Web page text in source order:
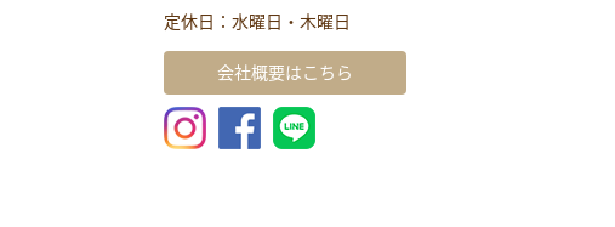
定休日：水曜日・木曜日
会社概要はこちら